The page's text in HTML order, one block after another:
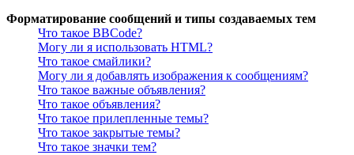
Форматирование сообщений и типы создаваемых тем
Что такое BBCode?
Могу ли я использовать HTML?
Что такое смайлики?
Могу ли я добавлять изображения к сообщениям?
Что такое важные объявления?
Что такое объявления?
Что такое прилепленные темы?
Что такое закрытые темы?
Что такое значки тем?